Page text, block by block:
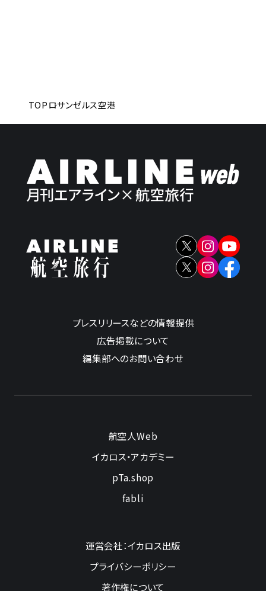
TOPロサンゼルス空港
プレスリリースなどの情報提供
広告掲載について
編集部へのお問い合わせ
航空人Web
イカロス・アカデミー
pTa.shop
fabli
運営会社：イカロス出版
プライバシーポリシー
著作権について